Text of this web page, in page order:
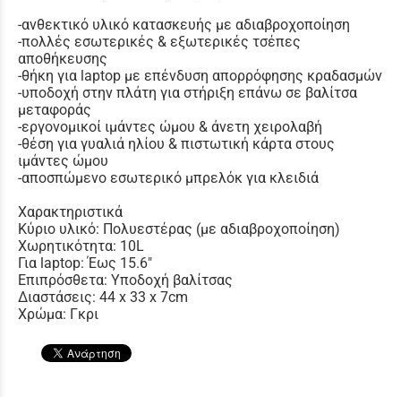
-ανθεκτικό υλικό κατασκευής με αδιαβροχοποίηση
-πολλές εσωτερικές & εξωτερικές τσέπες
αποθήκευσης
-θήκη για laptop με επένδυση απορρόφησης κραδασμών
-υποδοχή στην πλάτη για στήριξη επάνω σε βαλίτσα
μεταφοράς
-εργονομικοί ιμάντες ώμου & άνετη χειρολαβή
-θέση για γυαλιά ηλίου & πιστωτική κάρτα στους
ιμάντες ώμου
-αποσπώμενο εσωτερικό μπρελόκ για κλειδιά
Χαρακτηριστικά
Κύριο υλικό: Πολυεστέρας (με αδιαβροχοποίηση)
Χωρητικότητα: 10L
Για laptop: Έως 15.6"
Επιπρόσθετα: Υποδοχή βαλίτσας
Διαστάσεις: 44 x 33 x 7cm
Χρώμα: Γκρι